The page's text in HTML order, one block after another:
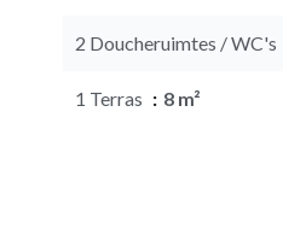
2 Doucheruimtes / WC's
1 Terras 8 m²